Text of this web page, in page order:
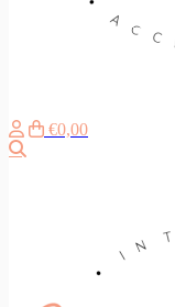
€0,00